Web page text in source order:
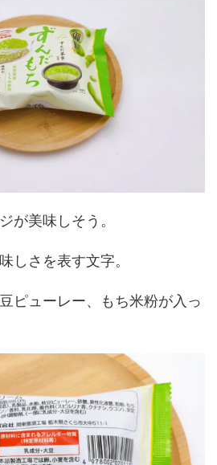
が美味しそう。
しさを表す文字。
ピューレー、もち米粉が入っ